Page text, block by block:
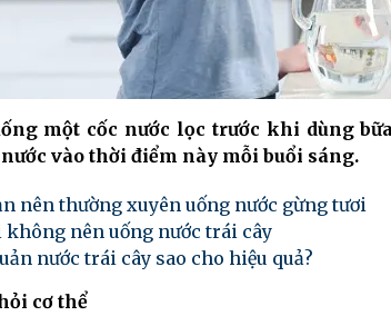
một cốc nước lọc trước khi dùng
vào thời điểm này mỗi buổi sáng.
nên thường xuyên uống nước gừng tươi
không nên uống nước trái cây
nước trái cây sao cho hiệu quả?
cơ thể